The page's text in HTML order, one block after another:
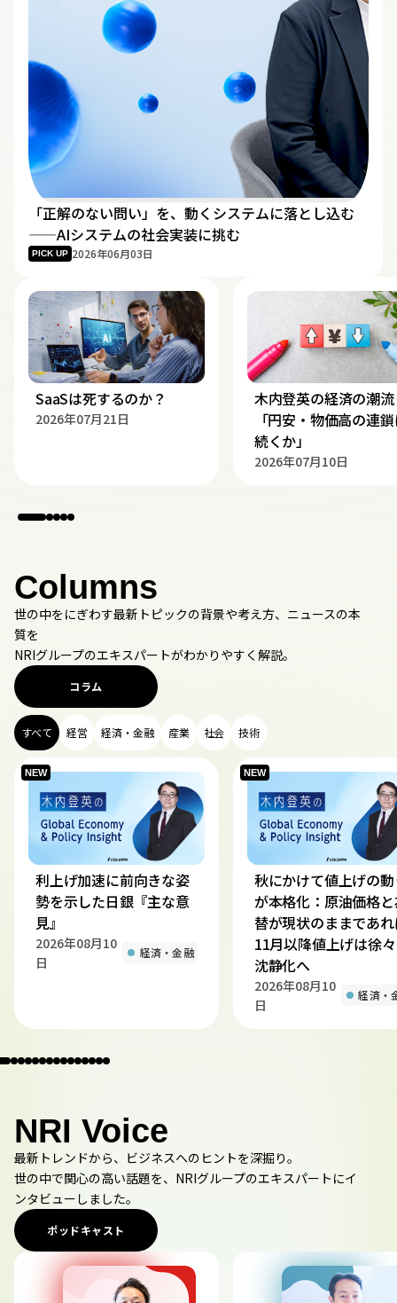
「正解のない問い」を、動くシステムに落とし込む
——AIシステムの社会実装に挑む
2026年06月03日
PICK UP
SaaSは死するのか？
2026年07月21日
木内登英の経済の潮流
――「円安・物価高の連
続くか」
2026年07月10日
Columns
世の中をにぎわす最新トピックの背景や考え方、ニュースの本
質を
NRIグループのエキスパートがわかりやすく解説。
コラム
すべて 経営 経済・金融 産業 社会 技術
利上げ加速に前向きな姿
勢を示した日銀『主な意
見』
2026年08月10
日
経済・金融
秋にかけて値上げの
が本格化：原油価格
替が現状のままであ
11月以降値上げは徐
沈静化へ
2026年08月10
日
経済・
NRI Voice
最新トレンドから、ビジネスへのヒントを深掘り。
世の中で関心の高い話題を、NRIグループのエキスパートにイ
ンタビューしました。
ポッドキャスト